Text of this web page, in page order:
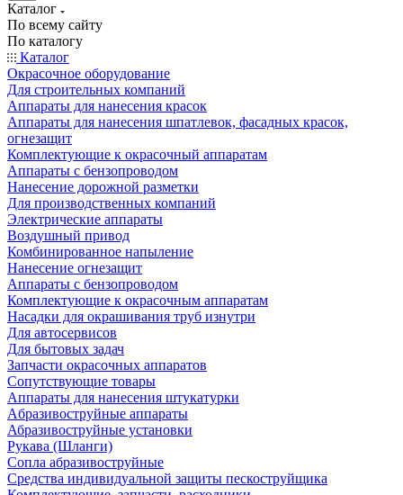
Каталог
По всему сайту
По каталогу
Каталог
Окрасочное оборудование
Для строительных компаний
Аппараты для нанесения красок
Аппараты для нанесения шпатлевок, фасадных красок,
огнезащит
Комплектующие к окрасочный аппаратам
Аппараты с бензопроводом
Нанесение дорожной разметки
Для производственных компаний
Электрические аппараты
Воздушный привод
Комбинированное напыление
Нанесение огнезащит
Аппараты с бензопроводом
Комплектующие к окрасочным аппаратам
Насадки для окрашивания труб изнутри
Для автосервисов
Для бытовых задач
Запчасти окрасочных аппаратов
Сопутствующие товары
Аппараты для нанесения штукатурки
Aбразивоструйные аппараты
Абразивоструйные установки
Рукава (Шланги)
Сопла абразивоструйные
Средства индивидуальной защиты пескоструйщика